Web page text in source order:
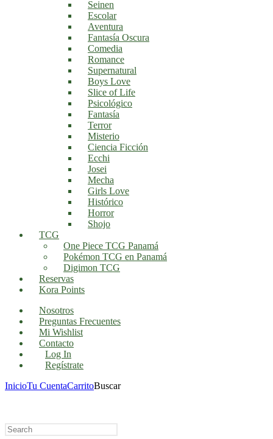
Seinen
Escolar
Aventura
Fantasía Oscura
Comedia
Romance
Supernatural
Boys Love
Slice of Life
Psicológico
Fantasía
Terror
Misterio
Ciencia Ficción
Ecchi
Josei
Mecha
Girls Love
Histórico
Horror
Shojo
TCG
One Piece TCG Panamá
Pokémon TCG en Panamá
Digimon TCG
Reservas
Kora Points
Nosotros
Preguntas Frecuentes
Mi Wishlist
Contacto
Log In
Regístrate
InicioTu CuentaCarritoBuscar